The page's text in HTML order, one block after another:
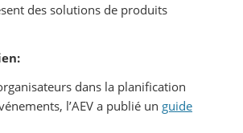
des solutions de produits
dans la planification
l’AEV a publié un guide